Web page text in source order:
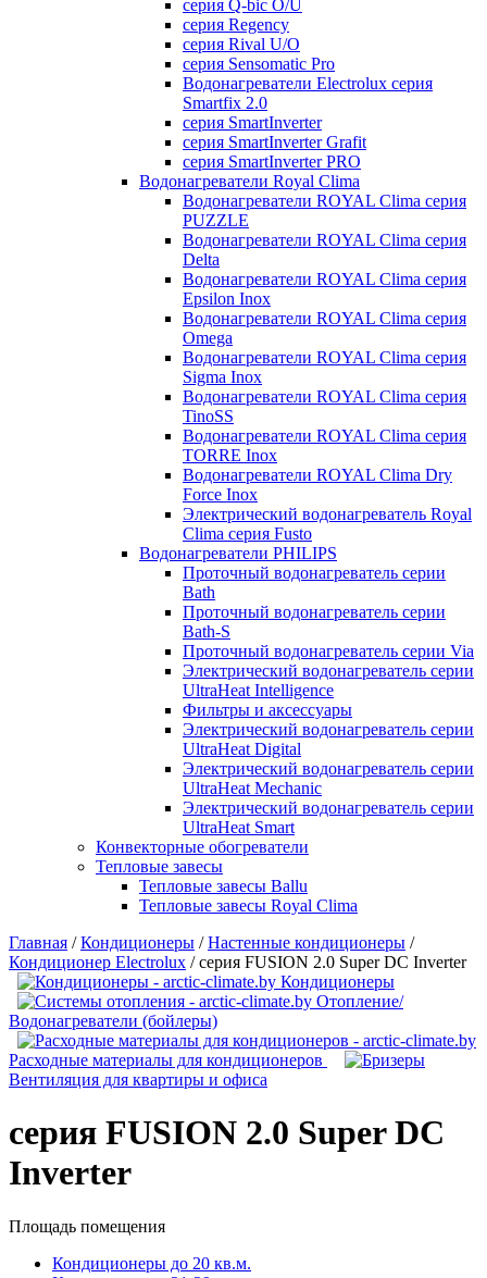
серия Q-bic O/U
серия Regency
серия Rival U/О
серия Sensomatic Pro
Водонагреватели Electrolux серия
Smartfix 2.0
серия SmartInverter
серия SmartInverter Grafit
серия SmartInverter PRO
Водонагреватели Royal Clima
Водонагреватели ROYAL Clima серия
PUZZLE
Водонагреватели ROYAL Clima серия
Delta
Водонагреватели ROYAL Clima серия
Epsilon Inox
Водонагреватели ROYAL Clima серия
Omega
Водонагреватели ROYAL Clima серия
Sigma Inox
Водонагреватели ROYAL Clima серия
TinoSS
Водонагреватели ROYAL Clima серия
TORRE Inox
Водонагреватели ROYAL Clima Dry
Force Inox
Электрический водонагреватель Royal
Clima серия Fusto
Водонагреватели PHILIPS
Проточный водонагреватель серии
Bath
Проточный водонагреватель серии
Bath-S
Проточный водонагреватель серии Via
Электрический водонагреватель серии
UltraHeat Intelligence
Фильтры и аксессуары
Электрический водонагреватель серии
UltraHeat Digital
Электрический водонагреватель серии
UltraHeat Mechanic
Электрический водонагреватель серии
UltraHeat Smart
Конвекторные обогреватели
Тепловые завесы
Тепловые завесы Ballu
Тепловые завесы Royal Clima
Главная /Кондиционеры /Настенные кондиционеры /
Кондиционер Electrolux /серия FUSION 2.0 Super DC Іnverter
Кондиционеры
Отопление/
Водонагреватели (бойлеры)
Расходные материалы для кондиционеров
Вентиляция для квартиры и офиса
серия FUSION 2.0 Super DC
Іnverter
Площадь помещения
Кондиционеры до 20 кв.м.